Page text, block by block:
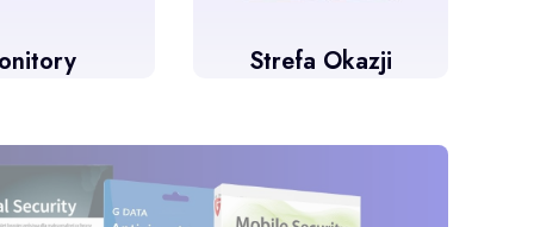
Strefa Okazji